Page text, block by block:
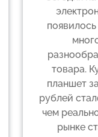
товара.
планшет
рублей
чем
рынке